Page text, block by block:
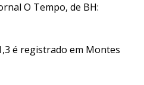
O Tempo, de BH:
é registrado em Montes